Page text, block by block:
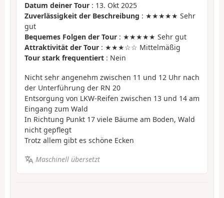
Datum deiner Tour : 13. Okt 2025
Zuverlässigkeit der Beschreibung : ★★★★★ Sehr
gut
Bequemes Folgen der Tour : ★★★★★ Sehr gut
Attraktivität der Tour : ★★★☆☆ Mittelmäßig
Tour stark frequentiert : Nein
Nicht sehr angenehm zwischen 11 und 12 Uhr nach
der Unterführung der RN 20
Entsorgung von LKW-Reifen zwischen 13 und 14 am
Eingang zum Wald
In Richtung Punkt 17 viele Bäume am Boden, Wald
nicht gepflegt
Trotz allem gibt es schöne Ecken
Maschinell übersetzt